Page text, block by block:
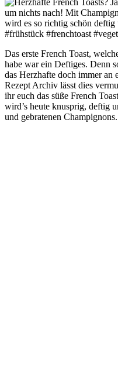
Das erste French Toast,
habe war ein Deftiges. Denn
das Herzhafte doch immer an
Rezept Archiv lässt dies
ihr euch das süße French
wird’s heute knusprig, deftig
und gebratenen Champignons.